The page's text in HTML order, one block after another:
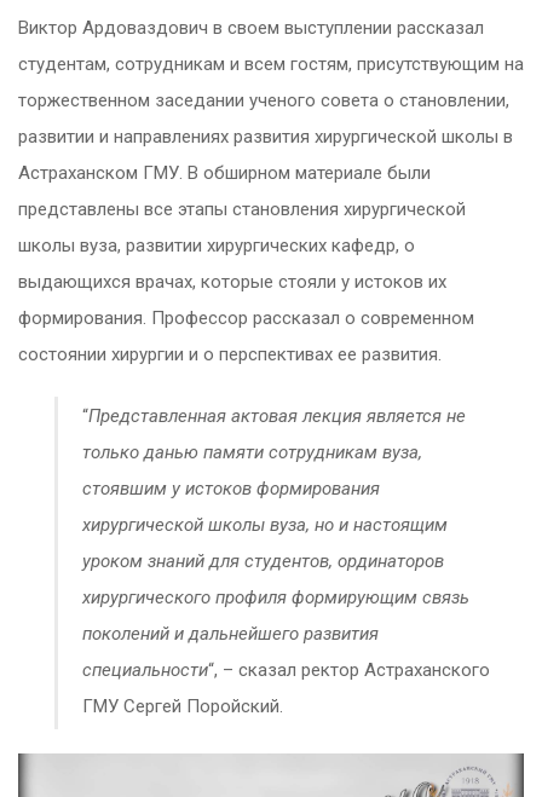
Виктор Ардоваздович в своем выступлении рассказал
студентам, сотрудникам и всем гостям, присутствующим на
торжественном заседании ученого совета о становлении,
развитии и направлениях развития хирургической школы в
Астраханском ГМУ. В обширном материале были
представлены все этапы становления хирургической
школы вуза, развитии хирургических кафедр, о
выдающихся врачах, которые стояли у истоков их
формирования. Профессор рассказал о современном
состоянии хирургии и о перспективах ее развития.
“Представленная актовая лекция является не
только данью памяти сотрудникам вуза,
стоявшим у истоков формирования
хирургической школы вуза, но и настоящим
уроком знаний для студентов, ординаторов
хирургического профиля формирующим связь
поколений и дальнейшего развития
специальности“, – сказал ректор Астраханского
ГМУ Сергей Поройский.